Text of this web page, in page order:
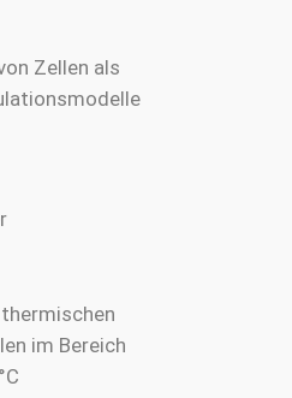
Zellen als
im Bereich